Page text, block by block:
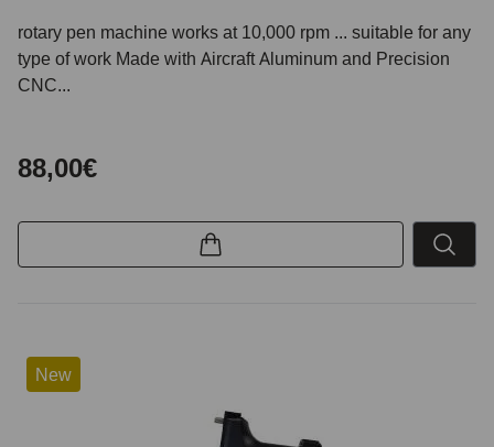
rotary pen machine works at 10,000 rpm ... suitable for any
type of work Made with Aircraft Aluminum and Precision
CNC...
88,00€
New